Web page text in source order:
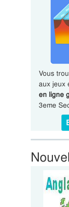
Vous
aux jeux
en ligne
3eme